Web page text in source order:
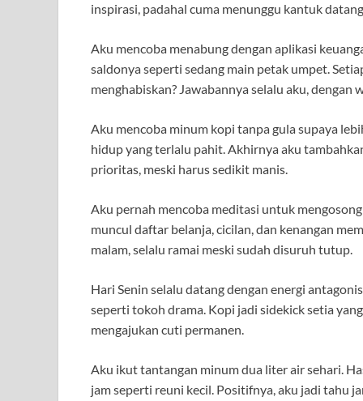
inspirasi, padahal cuma menunggu kantuk
Aku mencoba menabung dengan aplikasi
saldonya seperti sedang main petak umpet.
menghabiskan? Jawabannya selalu aku, dengan
Aku mencoba minum kopi tanpa gula supaya
hidup yang terlalu pahit. Akhirnya aku
prioritas, meski harus sedikit manis.
Aku pernah mencoba meditasi untuk
muncul daftar belanja, cicilan, dan kenangan
malam, selalu ramai meski sudah disuruh tutup.
Hari Senin selalu datang dengan energi
seperti tokoh drama. Kopi jadi sidekick setia
mengajukan cuti permanen.
Aku ikut tantangan minum dua liter air sehari.
jam seperti reuni kecil. Positifnya, aku jadi tahu